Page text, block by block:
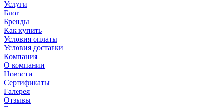
Услуги
Блог
Бренды
Как купить
Условия оплаты
Условия доставки
Компания
О компании
Новости
Сертификаты
Галерея
Отзывы